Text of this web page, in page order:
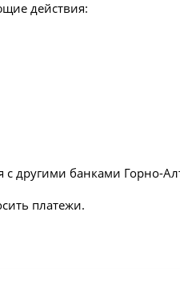
действия:
другими банками Горно-
платежи.